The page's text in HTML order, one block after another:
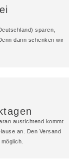
sparen,
dann schenken wir
ausrichtend kommt
an. Den Versand